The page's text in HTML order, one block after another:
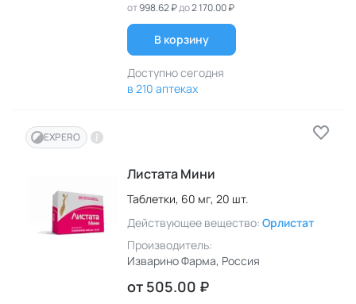
от998.62 ₽до2 170.00 ₽
В корзину
Доступно сегодня
в 210 аптеках
EXPERO
Листата Мини
Таблетки, 60 мг, 20 шт.
Действующее вещество: Орлистат
Производитель:
Изварино Фарма, Россия
от 505.00 ₽